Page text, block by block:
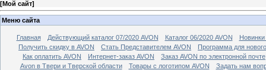
[Мой сайт]
Меню сайта
Главная Действующий каталог 07/2020 AVON Каталог 06/2020 AVON
Новинки
Получить скидку в AVON
Стать Представителем AVON
Программа для
Как оплатить AVON
Интернет-заказ AVON
Заказ AVON по электронной почте
Avon в Твери и Тверской области
Товары с логотипом AVON Задать нам